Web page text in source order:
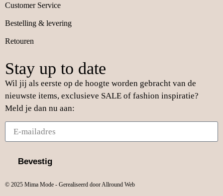
Customer Service
Bestelling & levering
Retouren
Stay up to date
Wil jij als eerste op de hoogte worden gebracht van de
nieuwste items, exclusieve SALE of fashion inspiratie?
Meld je dan nu aan:
Bevestig
© 2025 Mima Mode - Gerealiseerd door Allround Web